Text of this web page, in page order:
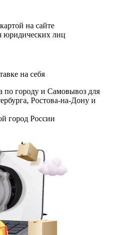
на сайте
юридических лиц
на себя
по городу и Самовывоз для
Ростова-на-Дону и
город России